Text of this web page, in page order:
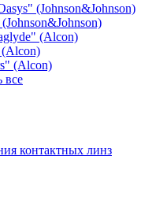
(Johnson&Johnson)
(Alcon)
(Alcon)
все
контактных линз